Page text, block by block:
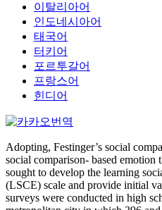
이탈리아어
인도네시아어
태국어
터키어
포르투갈어
프랑스어
힌디어
Adopting, Festinger’s social
social comparison- based emotion
sought to develop the learning
(LSCE) scale and provide initial
surveys were conducted in high